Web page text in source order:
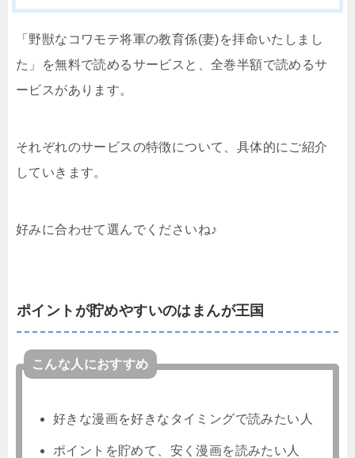
「野獣なコワモテ将軍の教育係(妻)を拝命いたしまし
た」を無料で読めるサービスと、全巻半額で読めるサ
ービスがあります。
それぞれのサービスの特徴について、具体的にご紹介
していきます。
好みに合わせて選んでくださいね♪
ポイントが貯めやすいのはまんが王国
こんな人におすすめ
好きな漫画を好きなタイミングで読みたい人
ポイントを貯めて、安く漫画を読みたい人